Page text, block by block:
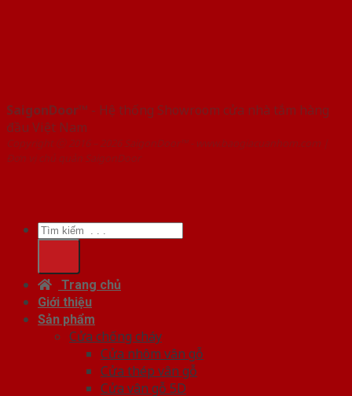
SaigonDoor™ - Hệ thống Showroom cửa nhà tắm hàng
đầu Việt Nam
Copyright ⓒ 2016 – 2026 SaigonDoor™ - www.baogiacuanhom.com |
Đơn vị chủ quản SaigonDoor
Tìm
kiếm:
Trang chủ
Giới thiệu
Sản phẩm
Cửa chống cháy
Cửa nhôm vân gỗ
Cửa thép vân gỗ
Cửa vân gỗ 5D